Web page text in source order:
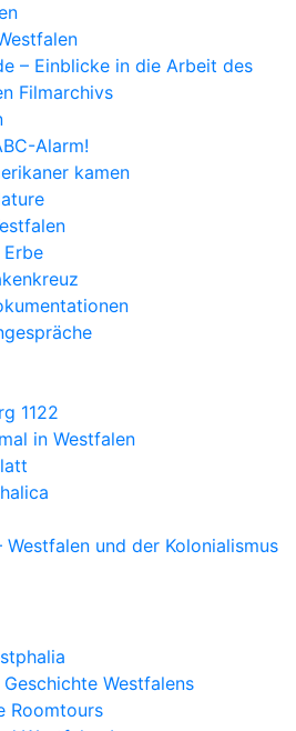
– Einblicke in die Arbeit des
Filmarchivs
Alarm!
kamen
1122
in Westfalen
Westfalen und der Kolonialismus
Westfalens
Roomtours